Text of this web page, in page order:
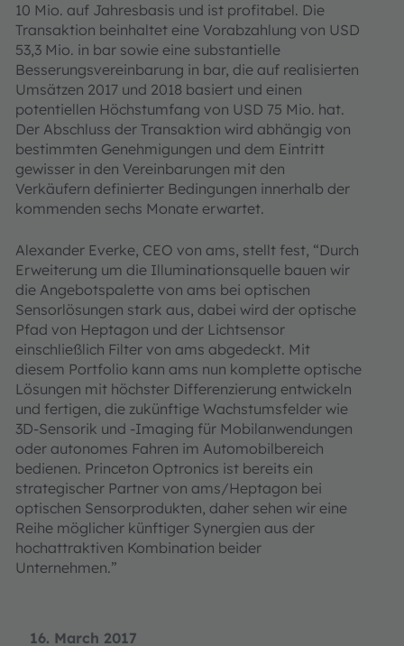
16. March 2017
10 Mio. auf Jahresbasis und ist profitabel. Die
Transaktion beinhaltet eine Vorabzahlung von USD
53,3 Mio. in bar sowie eine substantielle
Besserungsvereinbarung in bar, die auf realisierten
Umsätzen 2017 und 2018 basiert und einen
potentiellen Höchstumfang von USD 75 Mio. hat.
Der Abschluss der Transaktion wird abhängig von
bestimmten Genehmigungen und dem Eintritt
gewisser in den Vereinbarungen mit den
Verkäufern definierter Bedingungen innerhalb der
kommenden sechs Monate erwartet.
Alexander Everke, CEO von ams, stellt fest, “Durch
Erweiterung um die Illuminationsquelle bauen wir
die Angebotspalette von ams bei optischen
Sensorlösungen stark aus, dabei wird der optische
Pfad von Heptagon und der Lichtsensor
einschließlich Filter von ams abgedeckt. Mit
diesem Portfolio kann ams nun komplette optische
Lösungen mit höchster Differenzierung entwickeln
und fertigen, die zukünftige Wachstumsfelder wie
3D-Sensorik und -Imaging für Mobilanwendungen
oder autonomes Fahren im Automobilbereich
bedienen. Princeton Optronics ist bereits ein
strategischer Partner von ams/Heptagon bei
optischen Sensorprodukten, daher sehen wir eine
Reihe möglicher künftiger Synergien aus der
hochattraktiven Kombination beider
Unternehmen.”